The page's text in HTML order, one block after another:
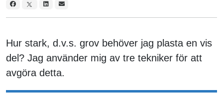
Hur stark, d.v.s. grov behöver jag plasta en vis
del? Jag använder mig av tre tekniker för att
avgöra detta.